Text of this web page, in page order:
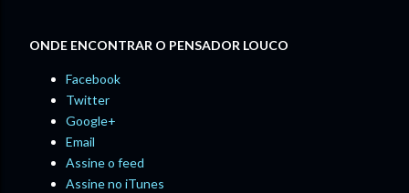
ONDE ENCONTRAR O PENSADOR LOUCO
Facebook
Twitter
Google+
Email
Assine o feed
Assine no iTunes